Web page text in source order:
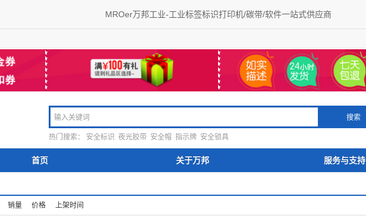
MROer万邦工业-工业标签标识打印机/碳带/软件一站式供应商
搜索
热门搜索： 安全标识 夜光胶带 安全帽 指示牌 安全锁具
首页 关于万邦 服务与支持
销量 价格 上架时间